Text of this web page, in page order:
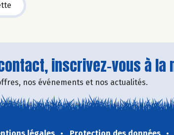
inscrivez-vous à la
nos événements et nos actualités.